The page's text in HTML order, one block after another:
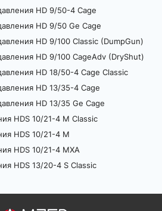
HD 9/50-4 Cage
HD 9/50 Ge Cage
HD 9/100 Classic (DumpGun)
HD 9/100 CageAdv (DryShut)
HD 18/50-4 Cage Classic
HD 13/35-4 Cage
HD 13/35 Ge Cage
HDS 10/21-4 М Classic
HDS 10/21-4 M
HDS 10/21-4 MXA
HDS 13/20-4 S Classic